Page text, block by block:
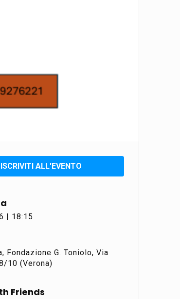
ISCRIVITI ALL'EVENTO
| 18:15
Fondazione G. Toniolo, Via
10 (Verona)
Friends